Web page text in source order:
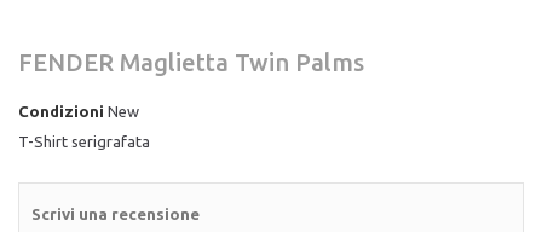
FENDER Maglietta Twin Palms
Condizioni New
T-Shirt serigrafata
Scrivi una recensione